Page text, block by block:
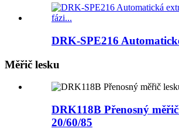
DRK-SPE216
Měřič lesku
DRK118B Přenosný
20/60/85